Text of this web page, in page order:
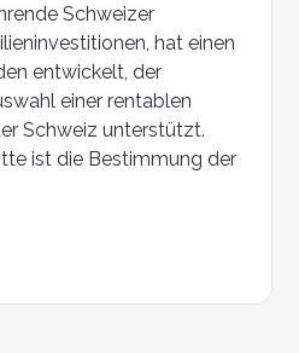
Schweizer
hat einen
entwickelt, der
einer rentablen
Schweiz unterstützt.
ist die Bestimmung der